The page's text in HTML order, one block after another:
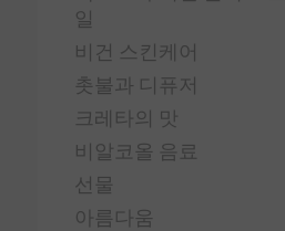
일
비건 스킨케어
촛불과 디퓨저
크레타의 맛
비알코올 음료
선물
아름다움